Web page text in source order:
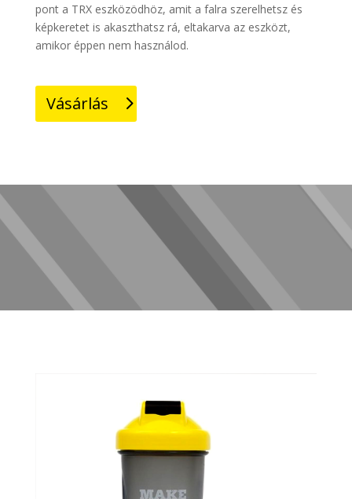
pont a TRX eszközödhöz, amit a falra szerelhetsz és
képkeretet is akaszthatsz rá, eltakarva az eszközt,
amikor éppen nem használod.
Vásárlás